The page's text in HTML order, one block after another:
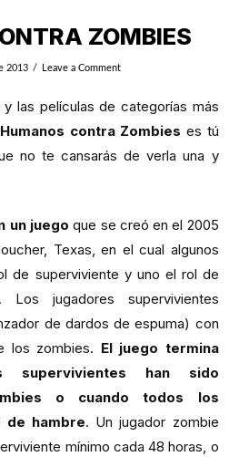
ZOMBIES
2013 Leave a Comment
las películas de categorías más
Humanos contra Zombies es tú
no te cansarás de verla una y
un juego que se creó en el 2005
Texas, en el cual algunos
de superviviente y uno el rol de
Los jugadores supervivientes
de dardos de espuma) con
los zombies. El juego termina
supervivientes han sido
o cuando todos los
de hambre. Un jugador zombie
mínimo cada 48 horas, o